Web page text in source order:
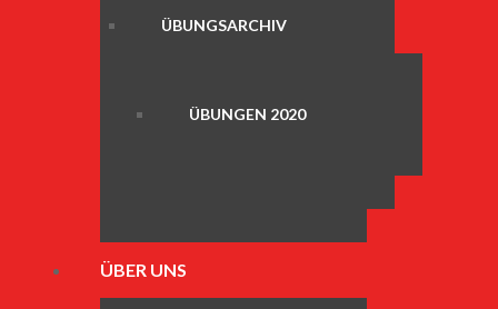
ÜBUNGSARCHIV
ÜBUNGEN 2020
ÜBER UNS